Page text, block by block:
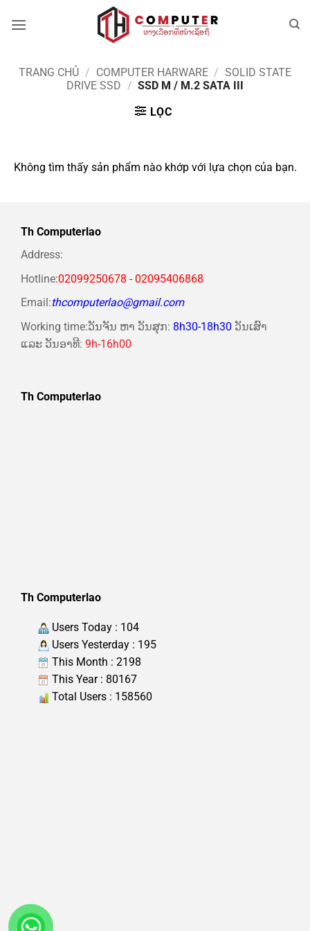
qua
TRANG CHỦ / COMPUTER HARWARE / SOLID STATE
DRIVE SSD / SSD M / M.2 SATA III
LỌC
Không tìm thấy sản phẩm nào khớp với lựa chọn của bạn.
Th Computerlao
Address:
Hotline:02099250678 - 02095406868
Email:thcomputerlao@gmail.com
Working time:ວັນຈັນ ຫາ ວັນສຸກ: 8h30-18h30 ວັນເສົາ
ແລະ ວັນອາທີ: 9h-16h00
Th Computerlao
Th Computerlao
Users Today : 104
Users Yesterday : 195
This Month : 2198
This Year : 80167
Total Users : 158560